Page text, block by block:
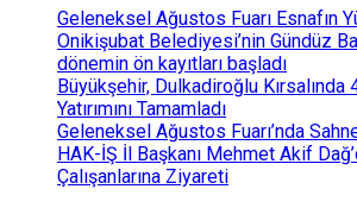
Geleneksel Ağustos Fuarı Esnafın
Onikişubat Belediyesi’nin Gündüz
dönemin ön kayıtları başladı
Büyükşehir, Dulkadiroğlu
Yatırımını Tamamladı
Geleneksel Ağustos Fuarı’nda
HAK-İŞ İl Başkanı Mehmet Akif
Çalışanlarına Ziyareti